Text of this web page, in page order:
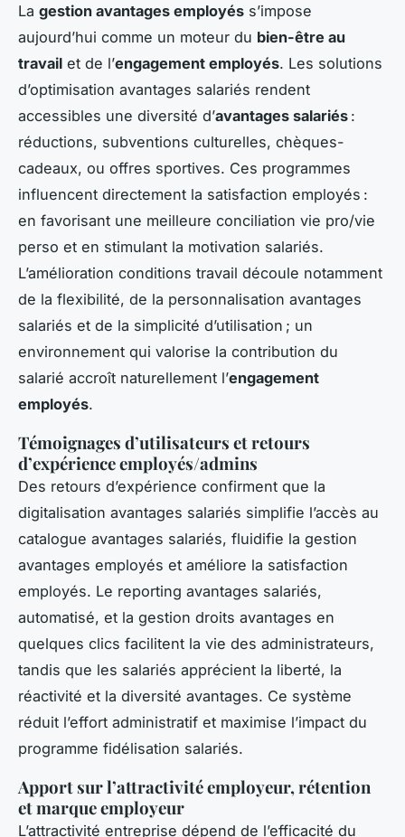
La gestion avantages employés s’impose
aujourd’hui comme un moteur du bien-être au
travail et de l’engagement employés. Les solutions
d’optimisation avantages salariés rendent
accessibles une diversité d’avantages salariés :
réductions, subventions culturelles, chèques-
cadeaux, ou offres sportives. Ces programmes
influencent directement la satisfaction employés :
en favorisant une meilleure conciliation vie pro/vie
perso et en stimulant la motivation salariés.
L’amélioration conditions travail découle notamment
de la flexibilité, de la personnalisation avantages
salariés et de la simplicité d’utilisation ; un
environnement qui valorise la contribution du
salarié accroît naturellement l’engagement
employés.
Témoignages d’utilisateurs et retours
d’expérience employés/admins
Des retours d’expérience confirment que la
digitalisation avantages salariés simplifie l’accès au
catalogue avantages salariés, fluidifie la gestion
avantages employés et améliore la satisfaction
employés. Le reporting avantages salariés,
automatisé, et la gestion droits avantages en
quelques clics facilitent la vie des administrateurs,
tandis que les salariés apprécient la liberté, la
réactivité et la diversité avantages. Ce système
réduit l’effort administratif et maximise l’impact du
programme fidélisation salariés.
Apport sur l’attractivité employeur, rétention
et marque employeur
L’attractivité entreprise dépend de l’efficacité du